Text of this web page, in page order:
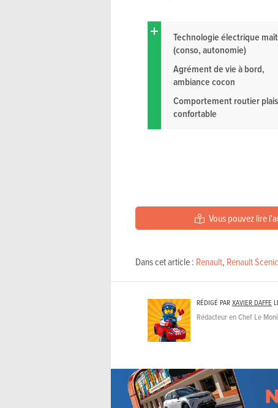
Technologie électrique
(conso, autonomie)
Agrément de vie à bord,
ambiance cocon
Comportement routier
confortable
Vous pouvez lire
Dans cet article : Renault, Renault Scenic
RÉDIGÉ PARXAVIER DAFFE
Rédacteur en Chef Le